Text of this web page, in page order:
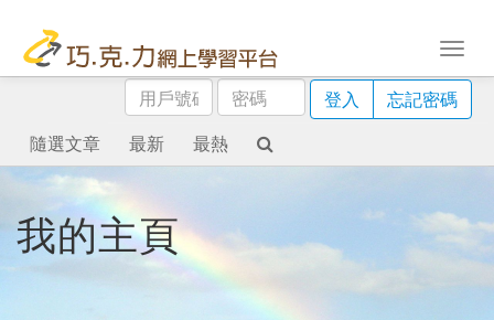
用
戶
號
碼
密
碼
登入
忘記密碼
隨選文章
最新 最熱
我的主頁